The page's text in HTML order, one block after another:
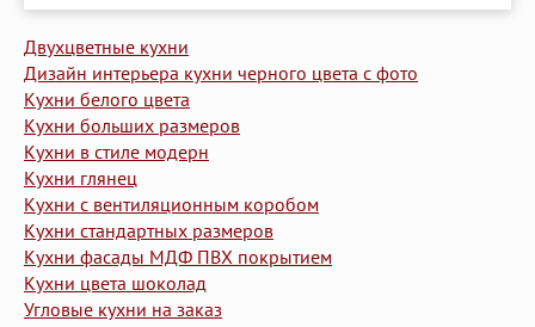
Двухцветные кухни
Дизайн интерьера кухни черного цвета с фото
Кухни белого цвета
Кухни больших размеров
Кухни в стиле модерн
Кухни глянец
Кухни с вентиляционным коробом
Кухни стандартных размеров
Кухни фасады МДФ ПВХ покрытием
Кухни цвета шоколад
Угловые кухни на заказ